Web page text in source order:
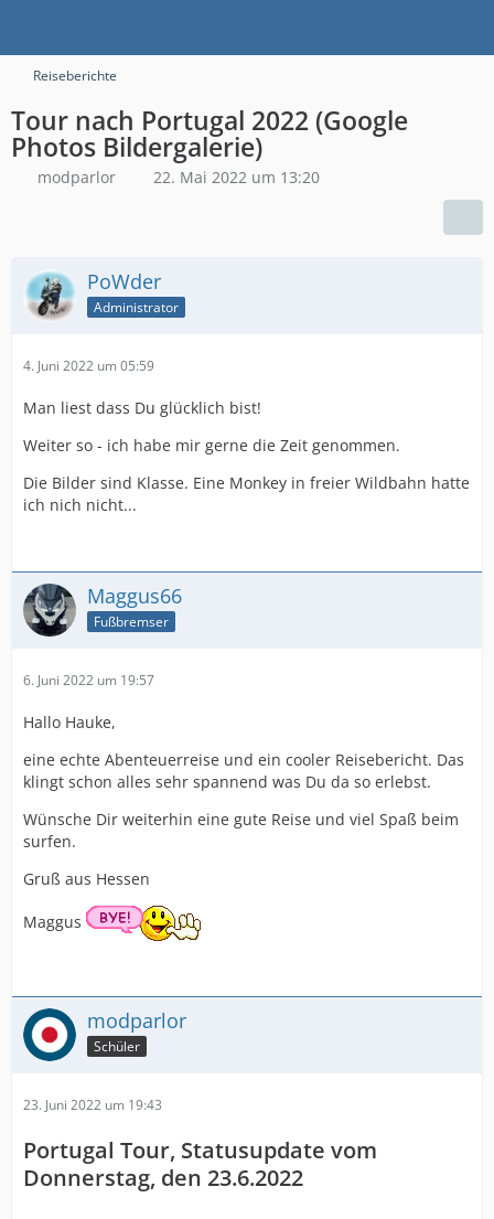
Reiseberichte
Tour nach Portugal 2022 (Google
Photos Bildergalerie)
modparlor 22. Mai 2022 um 13:20
PoWder
Administrator
4. Juni 2022 um 05:59
Man liest dass Du glücklich bist!
Weiter so - ich habe mir gerne die Zeit genommen.
Die Bilder sind Klasse. Eine Monkey in freier Wildbahn hatte
ich nich nicht...
Maggus66
Fußbremser
6. Juni 2022 um 19:57
Hallo Hauke,
eine echte Abenteuerreise und ein cooler Reisebericht. Das
klingt schon alles sehr spannend was Du da so erlebst.
Wünsche Dir weiterhin eine gute Reise und viel Spaß beim
surfen.
Gruß aus Hessen
Maggus
modparlor
Schüler
23. Juni 2022 um 19:43
Portugal Tour, Statusupdate vom
Donnerstag, den 23.6.2022